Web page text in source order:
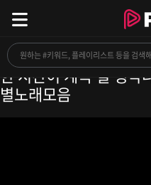
[𝐏𝐥𝐚𝐲𝐥𝐢𝐬𝐭] 이젠 너를
한 시간이 계속 널 생각
별노래모음